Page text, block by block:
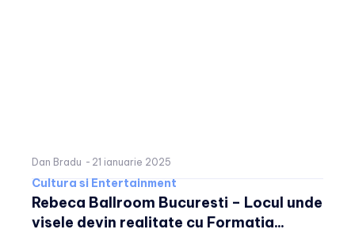
Dan Bradu - 21 ianuarie 2025
Cultura si Entertainment
Rebeca Ballroom Bucuresti – Locul unde
visele devin realitate cu Formatia...